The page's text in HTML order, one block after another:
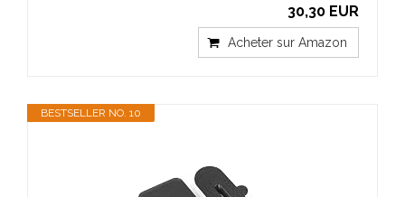
30,30 EUR
Acheter sur Amazon
BESTSELLER NO. 10